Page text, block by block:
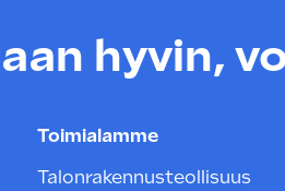
hyvin,
Toimialamme
Talonrakennusteollisuus